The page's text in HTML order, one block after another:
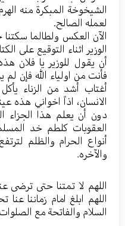
الشيخوخة المبكرة منه
لعمله الصالح.
الآن العكس ولطالما
الوزير اثناء التوقيع على
أن يقول للوزير يا فلان
فأنت من اولياء الله فإن
أغتاب أشد من الزناء
الانسان، اذاً اخواني هذه
دون أن يعلم هذا
العقوبات كلطم خد
أنواع الحرام والظلم
والآخره.
اللهم لا تمتنا حتى ترضى
اللهم ابلغ امام زماننا عنا
السلام والفاتحة مع